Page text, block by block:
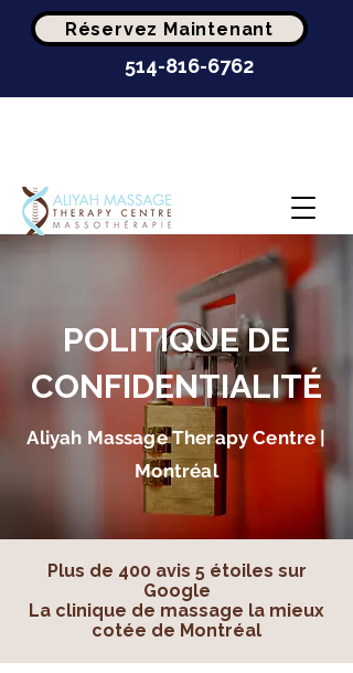
Réservez Maintenant
514-816-6762
POLITIQUE DE
CONFIDENTIALITÉ
Aliyah Massage Therapy Centre |
Montréal
Plus de 400 avis 5 étoiles sur
Google
La clinique de massage la mieux
cotée de Montréal